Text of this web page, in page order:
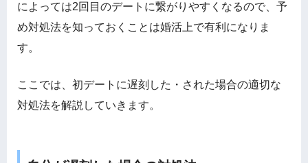
によっては2回目のデートに繋がりやすくなるので、予
め対処法を知っておくことは婚活上で有利になりま
す。
ここでは、初デートに遅刻した・された場合の適切な
対処法を解説していきます。